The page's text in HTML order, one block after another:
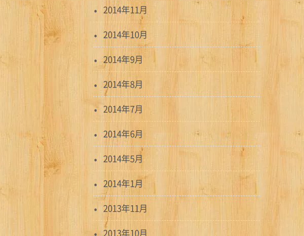
2014年11月
2014年10月
2014年9月
2014年8月
2014年7月
2014年6月
2014年5月
2014年1月
2013年11月
2013年10月